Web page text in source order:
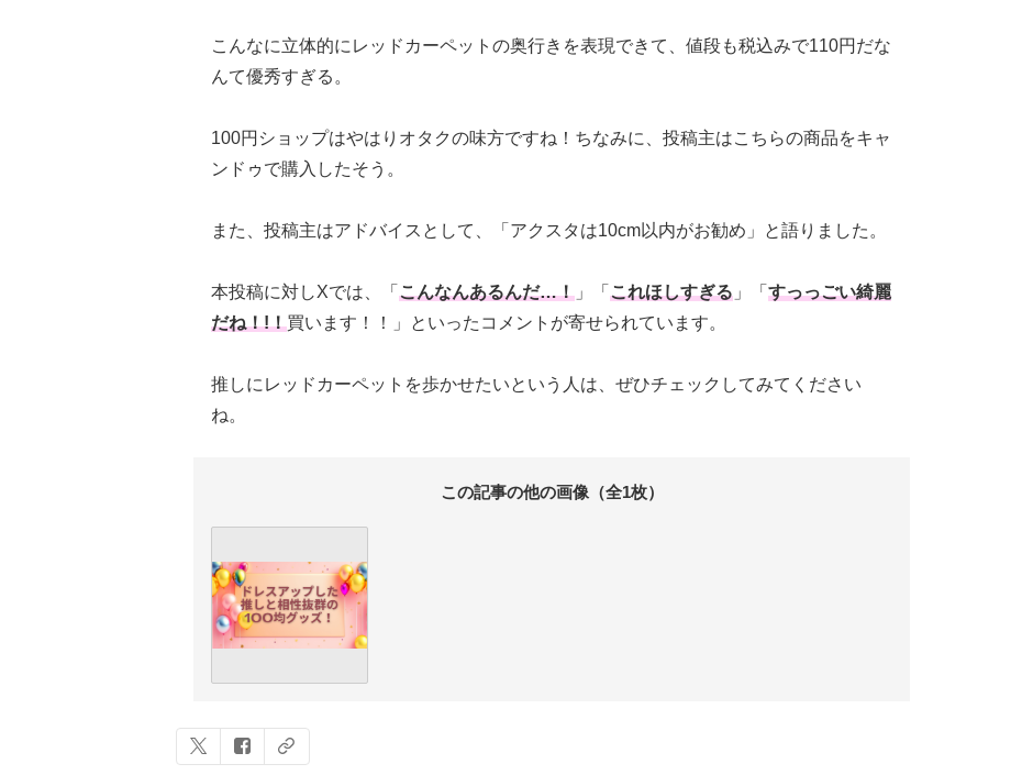
こんなに立体的にレッドカーペットの奥行きを表現できて、値段も税込みで110円だな
んて優秀すぎる。
100円ショップはやはりオタクの味方ですね！ちなみに、投稿主はこちらの商品をキャ
ンドゥで購入したそう。
また、投稿主はアドバイスとして、「アクスタは10cm以内がお勧め」と語りました。
本投稿に対しXでは、「 こんなんあるんだ…！ 」「 これほしすぎる 」「 すっっごい綺麗
だね！!！買います！！」といったコメントが寄せられています。
推しにレッドカーペットを歩かせたいという人は、ぜひチェックしてみてください
ね。
この記事の他の画像（全1枚）